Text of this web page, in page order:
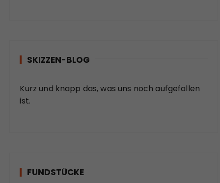
SKIZZEN-BLOG
Kurz und knapp das, was uns noch aufgefallen
ist.
FUNDSTÜCKE